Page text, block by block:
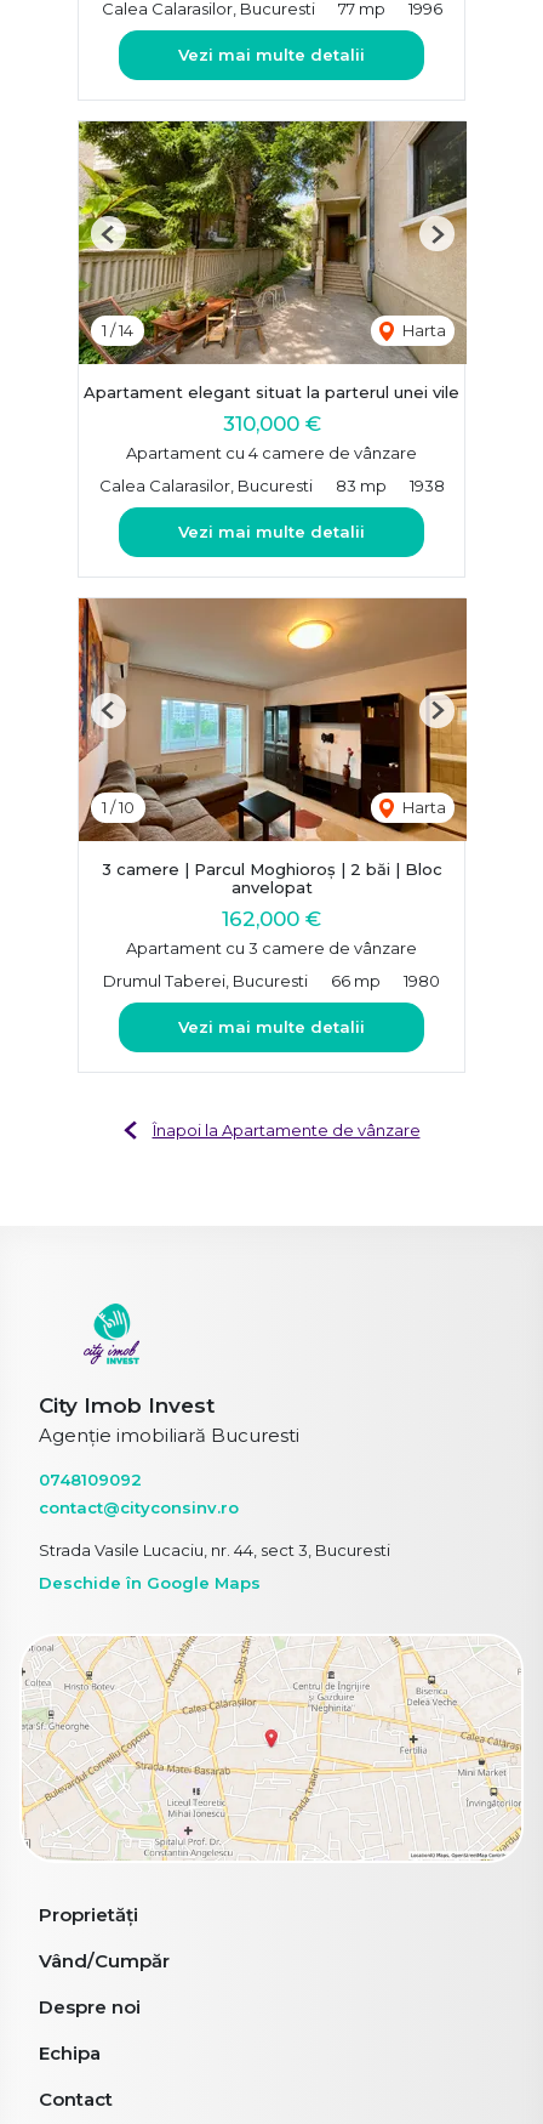
Calea Calarasilor, Bucuresti 77 mp 1996
Vezi mai multe detalii
1 /14 Harta
Previous Next
Apartament elegant situat la parterul unei vile
310,000 €
Apartament cu 4 camere de vânzare
Calea Calarasilor, Bucuresti
83 mp 1938
Vezi mai multe detalii
1 /10 Harta
Previous Next
3 camere | Parcul Moghioroș | 2 băi | Bloc
anvelopat
162,000 €
Apartament cu 3 camere de vânzare
Drumul Taberei, Bucuresti
66 mp 1980
Vezi mai multe detalii
Înapoi la Apartamente de vânzare
City Imob Invest
Agenție imobiliară Bucuresti
0748109092
contact@cityconsinv.ro
Strada Vasile Lucaciu, nr. 44, sect 3, Bucuresti
Deschide în Google Maps
Proprietăți
Vând/Cumpăr
Despre noi
Echipa
Contact